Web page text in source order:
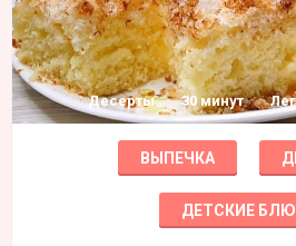
Десерты 30 минут
ВЫПЕЧКА
ДЕТСКИЕ